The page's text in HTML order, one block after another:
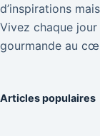
d’inspirations
Vivez chaque
gourmande au
Articles populaires